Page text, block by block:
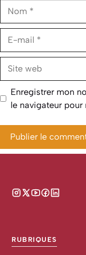
Nom
E-
Site
Enregistrer mon
le navigateur
RUBRIQUES